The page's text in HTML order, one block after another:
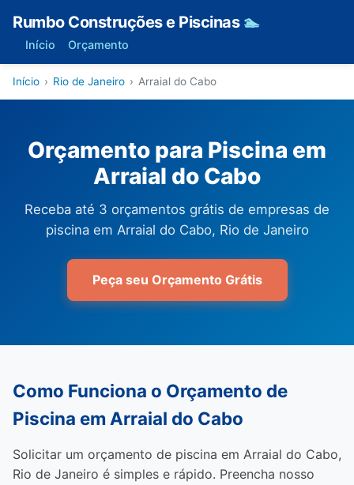
Rumbo Construções e Piscinas 🏊
Início Orçamento
Início › Rio de Janeiro › Arraial do Cabo
Orçamento para Piscina em
Arraial do Cabo
Receba até 3 orçamentos grátis de empresas de
piscina em Arraial do Cabo, Rio de Janeiro
Peça seu Orçamento Grátis
Como Funciona o Orçamento de
Piscina em Arraial do Cabo
Solicitar um orçamento de piscina em Arraial do Cabo,
Rio de Janeiro é simples e rápido. Preencha nosso